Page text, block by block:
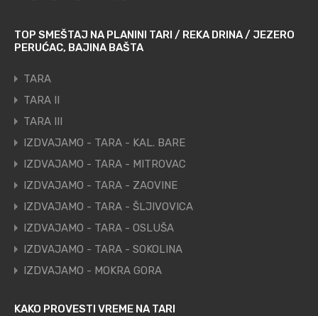
TOP SMEŠTAJ NA PLANINI TARI / REKA DRINA / JEZERO
PERUĆAC, BAJINA BAŠTA
TARA
TARA II
TARA III
IZDVAJAMO - TARA - KAL. BARE
IZDVAJAMO - TARA - MITROVAC
IZDVAJAMO - TARA - ZAOVINE
IZDVAJAMO - TARA - ŠLJIVOVICA
IZDVAJAMO - TARA - OSLUŠA
IZDVAJAMO - TARA - SOKOLINA
IZDVAJAMO - MOKRA GORA
KAKO PROVESTI VREME NA TARI